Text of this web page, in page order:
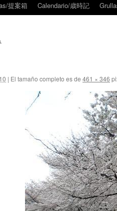
提案箱 Calendario/歳時記
| El tamaño completo es de 461 × 346